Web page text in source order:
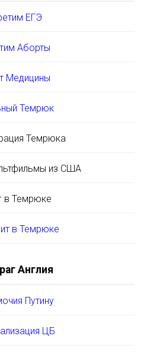
ЕГЭ
Аборты
Медицины
Темрюк
Темрюка
из США
в Темрюке
в Темрюке
Англия
Путину
ЦБ